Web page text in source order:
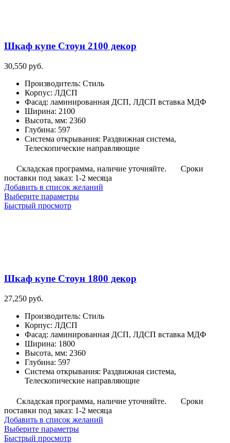
Шкаф купе Стоун 2100 декор
30,550 руб.
Производитель: Стиль
Корпус: ЛДСП
Фасад: ламинированная ДСП, ЛДСП вставка МДФ
Ширина: 2100
Высота, мм: 2360
Глубина: 597
Система открывания: Раздвижная система,
Телескопические направляющие
Складская программа, наличие уточняйте.
Сроки
поставки под заказ: 1-2 месяца
Добавить в список желаний
Выберите параметрыЭтот
странице
Быстрый просмотр
Шкаф купе Стоун 1800 декор
27,250 руб.
Производитель: Стиль
Корпус: ЛДСП
Фасад: ламинированная ДСП, ЛДСП вставка МДФ
Ширина: 1800
Высота, мм: 2360
Глубина: 597
Система открывания: Раздвижная система,
Телескопические направляющие
Складская программа, наличие уточняйте.
Сроки
поставки под заказ: 1-2 месяца
Добавить в список желаний
Выберите параметрыЭтот
Быстрый просмотр